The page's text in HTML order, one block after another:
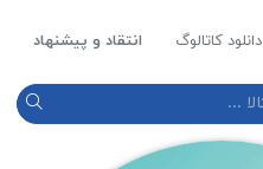
دانلود کاتالوگ انتقاد و پیشنهاد